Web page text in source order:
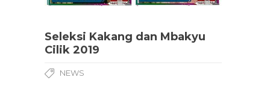
Seleksi Kakang dan Mbakyu
Cilik 2019
NEWS